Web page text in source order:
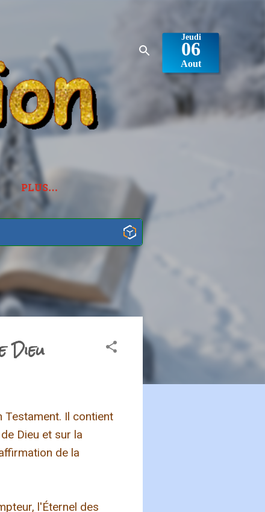
PLUS…
Dieu
Testament. Il contient
Dieu et sur la
de la
l'Éternel des